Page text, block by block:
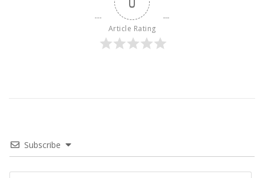
Article Rating
Subscribe